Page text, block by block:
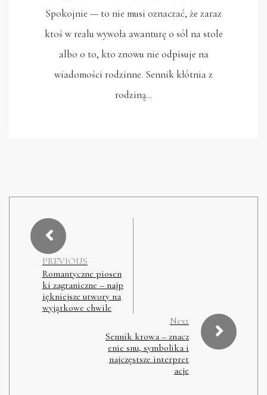
Spokojnie — to nie musi oznaczać, że zaraz
ktoś w realu wywoła awanturę o sól na stole
albo o to, kto znowu nie odpisuje na
wiadomości rodzinne. Sennik kłótnia z
rodziną…
PREVIOUS
Romantyczne piosen
ki zagraniczne – najp
iękniejsze utwory na
wyjątkowe chwile
Next
Sennik krowa – znacz
enie snu, symbolika i
najczęstsze interpret
acje